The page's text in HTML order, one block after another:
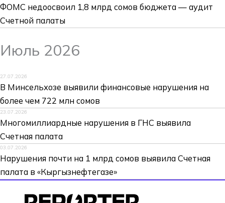
ФОМС недоосвоил 1,8 млрд сомов бюджета — аудит
Счетной палаты
Июль 2026
27.07.2026
В Минсельхозе выявили финансовые нарушения на
более чем 722 млн сомов
23.07.2026
Многомиллиардные нарушения в ГНС выявила
Счетная палата
03.07.2026
Нарушения почти на 1 млрд сомов выявила Счетная
палата в «Кыргызнефтегазе»